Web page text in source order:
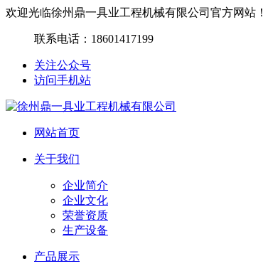
欢迎光临徐州鼎一具业工程机械有限公司官方网站！
联系电话： 18601417199
关注公众号
访问手机站
网站首页
关于我们
企业简介
企业文化
荣誉资质
生产设备
产品展示